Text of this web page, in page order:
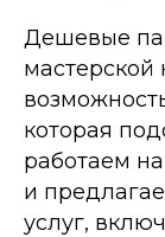
Дешевые
мастерской
которая
работаем
и
услуг,